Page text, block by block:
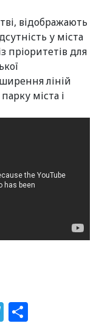
відображають
у міста
пріоритетів для
ліній
міста і
Telegram